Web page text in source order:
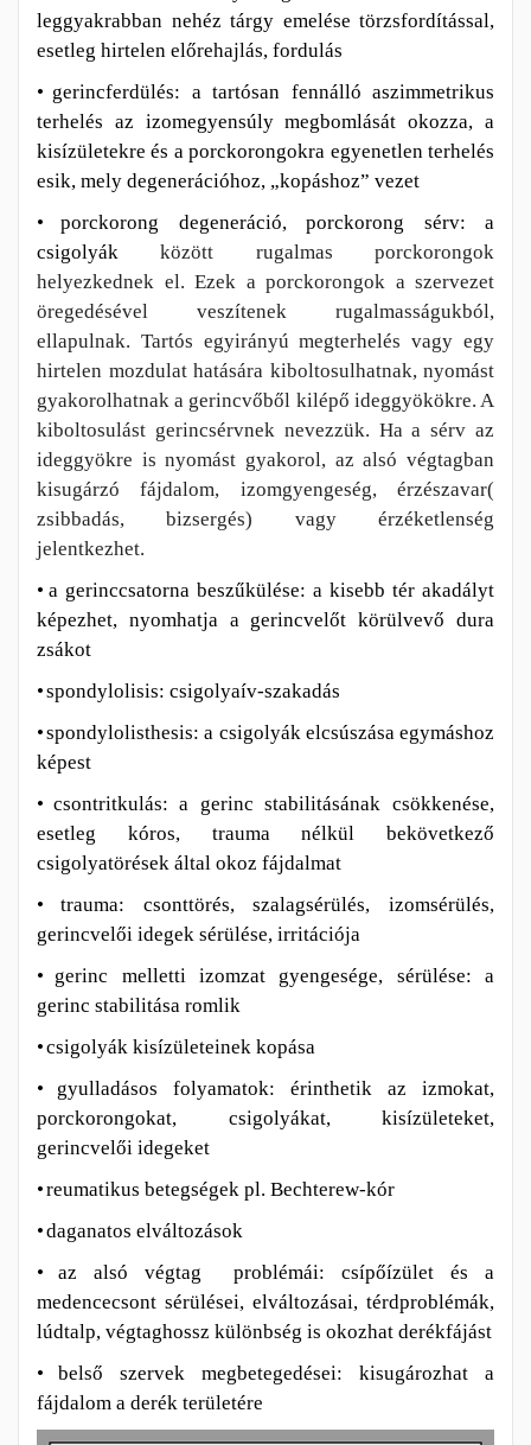
leggyakrabban nehéz tárgy emelése törzsfordítással,
esetleg hirtelen előrehajlás, fordulás
• gerincferdülés: a tartósan fennálló aszimmetrikus
terhelés az izomegyensúly megbomlását okozza, a
kisízületekre és a porckorongokra egyenetlen terhelés
esik, mely degenerációhoz, „kopáshoz” vezet
•
porckorong degeneráció, porckorong sérv: a
csigolyák között rugalmas porckorongok
helyezkednek el. Ezek a porckorongok a szervezet
öregedésével veszítenek rugalmasságukból,
ellapulnak. Tartós egyirányú megterhelés vagy egy
hirtelen mozdulat hatására kiboltosulhatnak, nyomást
gyakorolhatnak a gerincvőből kilépő ideggyökökre. A
kiboltosulást gerincsérvnek nevezzük. Ha a sérv az
ideggyökre is nyomást gyakorol, az alsó végtagban
kisugárzó fájdalom, izomgyengeség, érzészavar(
zsibbadás, bizsergés) vagy érzéketlenség
jelentkezhet.
• a gerinccsatorna beszűkülése: a kisebb tér akadályt
képezhet, nyomhatja a gerincvelőt körülvevő dura
zsákot
•spondylolisis: csigolyaív-szakadás
•spondylolisthesis: a csigolyák elcsúszása egymáshoz
képest
• csontritkulás: a gerinc stabilitásának csökkenése,
esetleg kóros, trauma nélkül bekövetkező
csigolyatörések által okoz fájdalmat
•
trauma: csonttörés, szalagsérülés, izomsérülés,
gerincvelői idegek sérülése, irritációja
• gerinc melletti izomzat gyengesége, sérülése: a
gerinc stabilitása romlik
•csigolyák kisízületeinek kopása
•
gyulladásos folyamatok: érinthetik az izmokat,
porckorongokat, csigolyákat, kisízületeket,
gerincvelői idegeket
•reumatikus betegségek pl. Bechterew-kór
•daganatos elváltozások
•
az alsó végtag problémái: csípőízület és a
medencecsont sérülései, elváltozásai, térdproblémák,
lúdtalp, végtaghossz különbség is okozhat derékfájást
•
belső szervek megbetegedései: kisugározhat a
fájdalom a derék területére